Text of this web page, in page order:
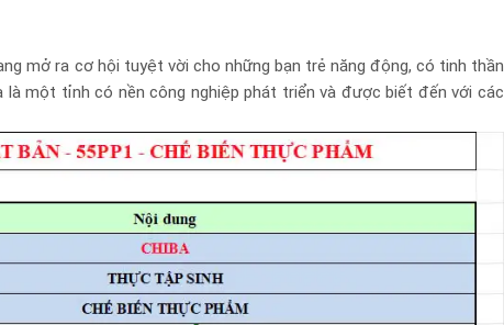
mở ra cơ hội tuyệt vời cho những bạn trẻ năng động, có tinh thần
là một tỉnh có nền công nghiệp phát triển và được biết đến với các